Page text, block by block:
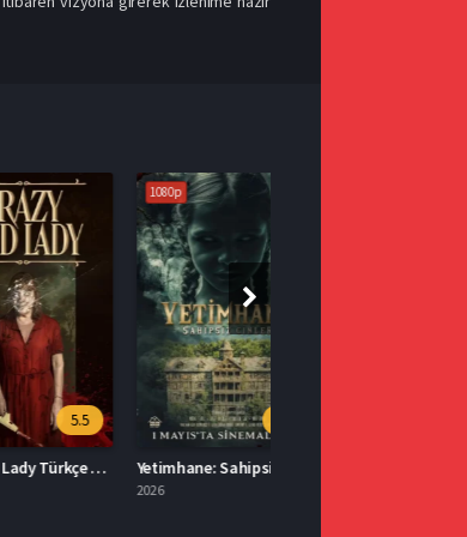
Crazy Old Lady Türkçe Dublaj İzle
3.3
Yetimhane: Sahipsiz Cinler İzle